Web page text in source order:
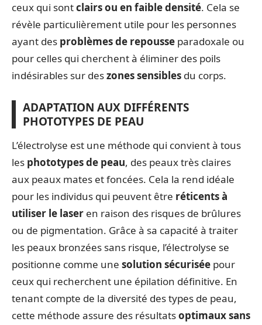
ceux qui sontclairs ou en faible densité. Cela se
révèle particulièrement utile pour les personnes
ayant des problèmes de repousse paradoxale ou
pour celles qui cherchent à éliminer des poils
indésirables sur deszones sensibles du corps.
ADAPTATION AUX DIFFÉRENTS
PHOTOTYPES DE PEAU
L’électrolyse est une méthode qui convient à tous
les phototypes de peau, des peaux très claires
aux peaux mates et foncées. Cela la rend idéale
pour les individus qui peuvent être réticents à
utiliser le laser en raison des risques de brûlures
ou de pigmentation. Grâce à sa capacité à traiter
les peaux bronzées sans risque, l’électrolyse se
positionne comme une solution sécurisée pour
ceux qui recherchent une épilation définitive. En
tenant compte de la diversité des types de peau,
cette méthode assure des résultatsoptimaux sans